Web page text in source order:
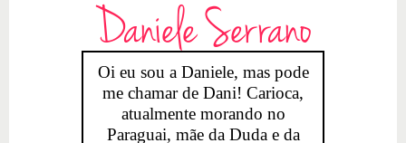
Daniele Serrano
Oi eu sou a Daniele, mas pode
me chamar de Dani! Carioca,
atualmente morando no
Paraguai, mãe da Duda e da